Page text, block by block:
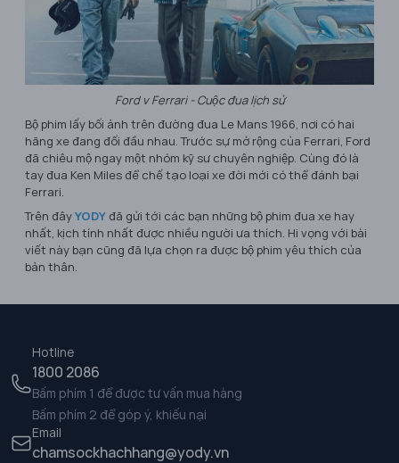
Ford v Ferrari - Cuộc đua lịch sử
Bộ phim lấy bối ảnh trên đường đua Le Mans 1966, nơi có hai
hãng xe đang đối đầu nhau. Trước sự mở rộng của Ferrari, Ford
đã chiêu mộ ngay một nhóm kỹ sư chuyên nghiệp. Cùng đó là
tay đua Ken Miles để chế tạo loại xe đời mới có thể đánh bại
Ferrari.
Trên đâyYODY đã gửi tới các bạn những bộ phim đua xe hay
nhất, kịch tính nhất được nhiều người ưa thích. Hi vọng với bài
viết này bạn cũng đã lựa chọn ra được bộ phim yêu thích của
bản thân.
Hotline
1800 2086
Bấm phím 1 để được tư vấn mua hàng
Bấm phím 2 để góp ý, khiếu nại
Email
chamsockhachhang@yody.vn